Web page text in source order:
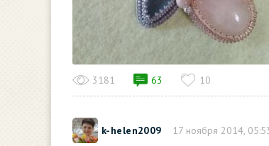
3181 63 10
k-helen2009 17 ноября 2014,